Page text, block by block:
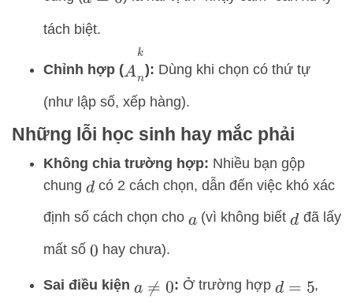
tách biệt.
Chỉnh hợp (
n
): Dùng khi chọn có thứ tự
(như lập số, xếp hàng).
Những lỗi học sinh hay mắc phải
Không chia trường hợp: Nhiều bạn gộp
chung d có 2 cách chọn, dẫn đến việc khó xác
định số cách chọn cho a (vì không biếtdđã lấy
mất số 0 hay chưa).
Sai điều kiện a ≠0 : Ở trường hợp d =5 ,